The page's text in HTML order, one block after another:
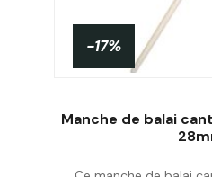
-17%
Manche de balai